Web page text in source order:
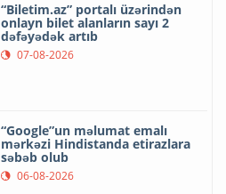
“Biletim.az” portalı üzərindən
onlayn bilet alanların sayı 2
dəfəyədək artıb
07-08-2026
“Google”un məlumat emalı
mərkəzi Hindistanda etirazlara
səbəb olub
06-08-2026